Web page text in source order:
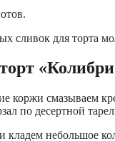
коржи смазываем
по десертной